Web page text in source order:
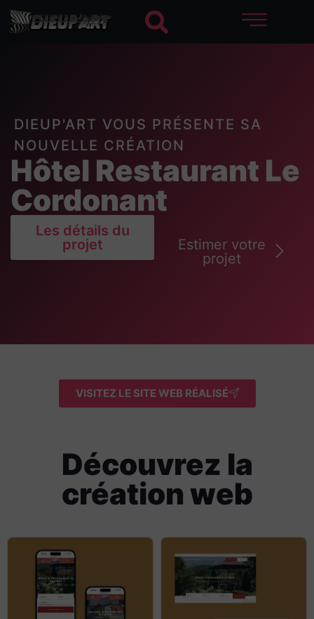
DIEUP'ART VOUS PRÉSENTE SA
NOUVELLE CRÉATION
Hôtel Restaurant Le
Cordonant
Les détails du
projet
Estimer votre
projet
VISITEZ LE SITE WEB RÉALISÉ
Découvrez la
création web